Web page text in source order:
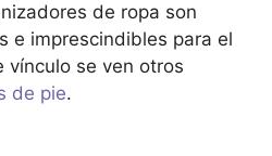
de ropa son
e imprescindibles para el
vínculo se ven otros
de pie.